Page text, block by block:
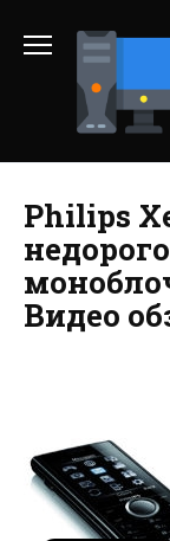
содержанию
Philips
Видео